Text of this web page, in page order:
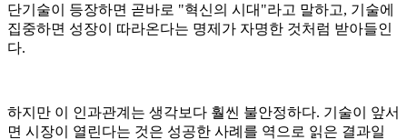
단기술이 등장하면 곧바로 "혁신의 시대"라고 말하고, 기술에
집중하면 성장이 따라온다는 명제가 자명한 것처럼 받아들인
다.
하지만 이 인과관계는 생각보다 훨씬 불안정하다. 기술이 앞서
면 시장이 열린다는 것은 성공한 사례를 역으로 읽은 결과일